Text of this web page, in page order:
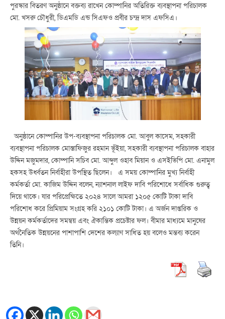
পুরস্কার বিতরণ অনুষ্ঠানে বক্তব্য রাখেন কোম্পানির অতিরিক্ত ব্যবস্থাপনা পরিচালক
মো. খসরু চৌধুরী, ডিএমডি এন্ড সিএফও প্রবীর চন্দ্র দাস এফসিএ।
অনুষ্ঠানে কোম্পানির উপ-ব্যবস্থাপনা পরিচালক মো. আবুল কাসেম, সহকারী
ব্যবস্থাপনা পরিচালক মোস্তাফিজুর রহমান ভূঁইয়া, সহকারী ব্যবস্থাপনা পরিচালক বাহার
উদ্দিন মজুমদার, কোম্পানি সচিব মো. আব্দুল ওহাব মিয়ান ও এসইভিপি মো. এনামুল
হকসহ উর্ধ্বতন নির্বাহীরা উপস্থিত ছিলেন। এ সময় কোম্পানির মুখ্য নির্বাহী
কর্মকর্তা মো. কাজিম উদ্দিন বলেন, ন্যাশনাল লাইফ দাবি পরিশোধে সর্বাধিক গুরুত্ব
দিয়ে থাকে। যার পরিপ্রেক্ষিতে ২০২৪ সালে আমরা ১২০৫ কোটি টাকা দাবি
পরিশোধ করে প্রিমিয়াম সংগ্রহ করি ২১০১ কোটি টাকা। এ অর্জন দাপ্তরিক ও
উন্নয়ন কর্মকর্তাদের সমন্বয় এবং ঐকান্তিক প্রচেষ্টার ফল। বীমার মাধ্যমে মানুষের
অর্থনৈতিক উন্নয়নের পাশাপাশি দেশের কল্যাণ সাধিত হয় বলেও মন্তব্য করেন
তিনি।